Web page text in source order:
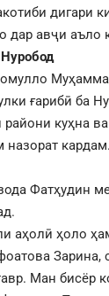
дигари
дар авҷи аъло
Нуробод
ғарибӣ ба
куҳна
назорат
Фатҳудин
аҳолӣ ҳоло
Зарина,
Ман бисёр